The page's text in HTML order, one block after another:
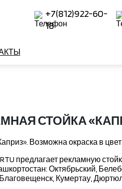
+7(812)922-60-
18
СТОЙКА
Возможна окраска в
предлагает рекламную
Октябрьский,
Кумертау,